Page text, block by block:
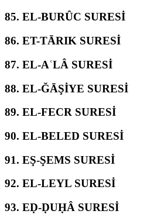
85. EL-BURÛC SURESİ
86. ET-TĀRIK SURESİ
87. EL-AʿLÂ SURESİ
88. EL-ĞĀŞİYE SURESİ
89. EL-FECR SURESİ
90. EL-BELED SURESİ
91. EŞ-ŞEMS SURESİ
92. EL-LEYL SURESİ
93. EḌ-ḌUḤÂ SURESİ